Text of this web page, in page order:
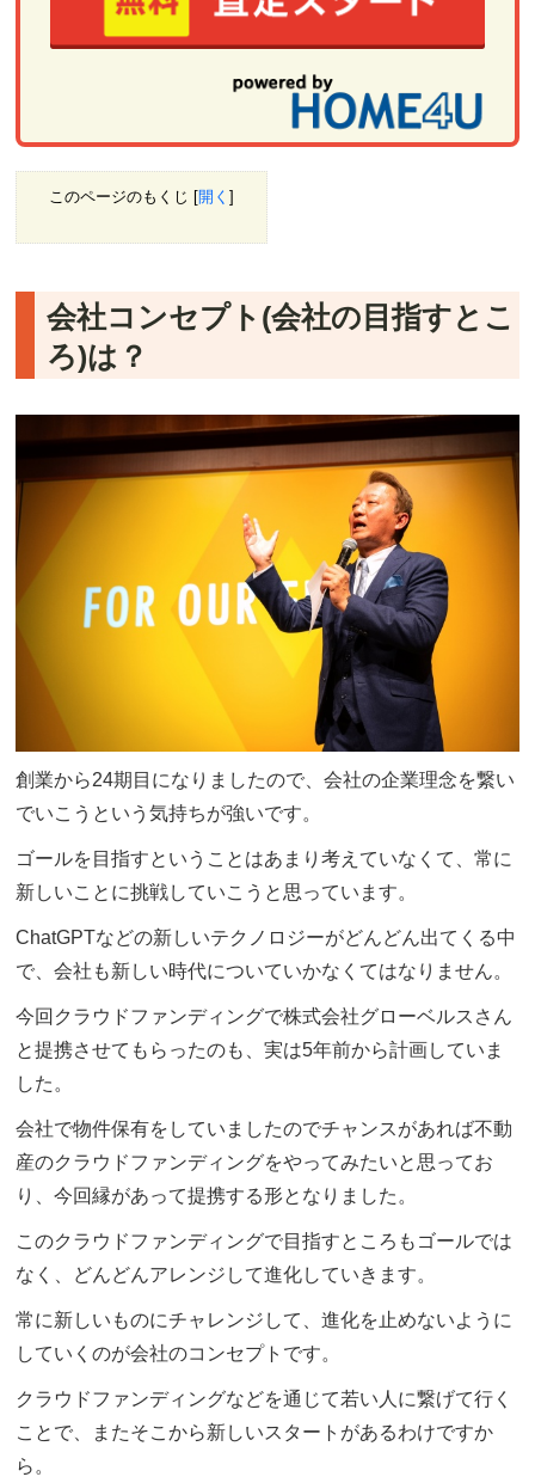
このページのもくじ [開く]
会社コンセプト(会社の目指すとこ
ろ)は？
創業から24期目になりましたので、会社の企業理念を繋い
でいこうという気持ちが強いです。
ゴールを目指すということはあまり考えていなくて、常に
新しいことに挑戦していこうと思っています。
ChatGPTなどの新しいテクノロジーがどんどん出てくる中
で、会社も新しい時代についていかなくてはなりません。
今回クラウドファンディングで株式会社グローベルスさん
と提携させてもらったのも、実は5年前から計画していま
した。
会社で物件保有をしていましたのでチャンスがあれば不動
産のクラウドファンディングをやってみたいと思ってお
り、今回縁があって提携する形となりました。
このクラウドファンディングで目指すところもゴールでは
なく、どんどんアレンジして進化していきます。
常に新しいものにチャレンジして、進化を止めないように
していくのが会社のコンセプトです。
クラウドファンディングなどを通じて若い人に繋げて行く
ことで、またそこから新しいスタートがあるわけですか
ら。